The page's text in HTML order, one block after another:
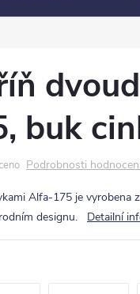
buk
Podrobnosti
Alfa-175 je vyrobena
designu.
Detailní